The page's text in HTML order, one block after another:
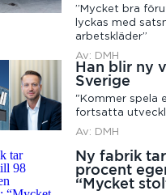
”Mycket bra
lyckas med
arbetskläder”
Av: DMH
Han blir ny
Sverige
"Kommer spela
fortsatta
Av: DMH
Ny fabrik
procent
“Mycket